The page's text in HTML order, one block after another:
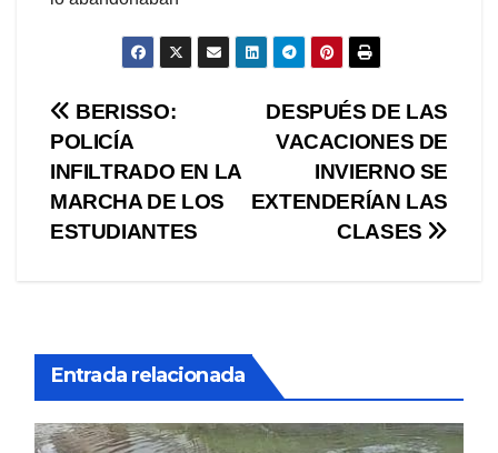
Navegación
de
entradas
DESPUÉS DE LAS
VACACIONES DE
INVIERNO SE
EXTENDERÍAN LAS
CLASES
BERISSO:
POLICÍA
INFILTRADO EN LA
MARCHA DE LOS
ESTUDIANTES
Entrada relacionada